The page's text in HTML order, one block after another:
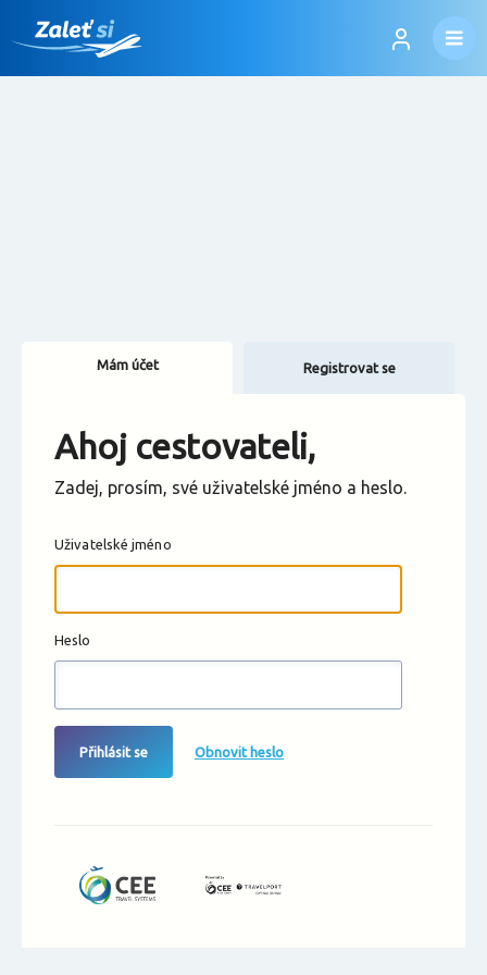
Změnit měnu
Mám účet Registrovat se
Ahoj cestovateli,
Zadej, prosím, své uživatelské jméno a heslo.
Uživatelské jméno
Heslo
Přihlásit se Obnovit heslo